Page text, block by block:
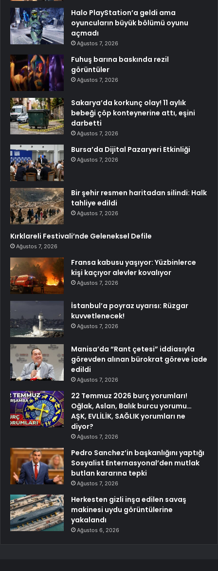
Halo PlayStation’a geldi ama
oyuncuların büyük bölümü oyunu
açmadı
Ağustos 7, 2026
Fuhuş barına baskında rezil
görüntüler
Ağustos 7, 2026
Sakarya’da korkunç olay! 11 aylık
bebeği çöp konteynerine attı, eşini
darbetti
Ağustos 7, 2026
Bursa’da Dijital Pazaryeri Etkinliği
Ağustos 7, 2026
Bir şehir resmen haritadan silindi: Halk
tahliye edildi
Ağustos 7, 2026
Kırklareli Festivali’nde Geleneksel Defile
Ağustos 7, 2026
Fransa kabusu yaşıyor: Yüzbinlerce
kişi kaçıyor alevler kovalıyor
Ağustos 7, 2026
İstanbul’a poyraz uyarısı: Rüzgar
kuvvetlenecek!
Ağustos 7, 2026
Manisa’da “Rant çetesi” iddiasıyla
görevden alınan bürokrat göreve iade
edildi
Ağustos 7, 2026
22 Temmuz 2026 burç yorumları!
Oğlak, Aslan, Balık burcu yorumu…
AŞK, EVLİLİK, SAĞLIK yorumları ne
diyor?
Ağustos 7, 2026
Pedro Sanchez’in başkanlığını yaptığı
Sosyalist Enternasyonal’den mutlak
butlan kararına tepki
Ağustos 7, 2026
Herkesten gizli inşa edilen savaş
makinesi uydu görüntülerine
yakalandı
Ağustos 6, 2026